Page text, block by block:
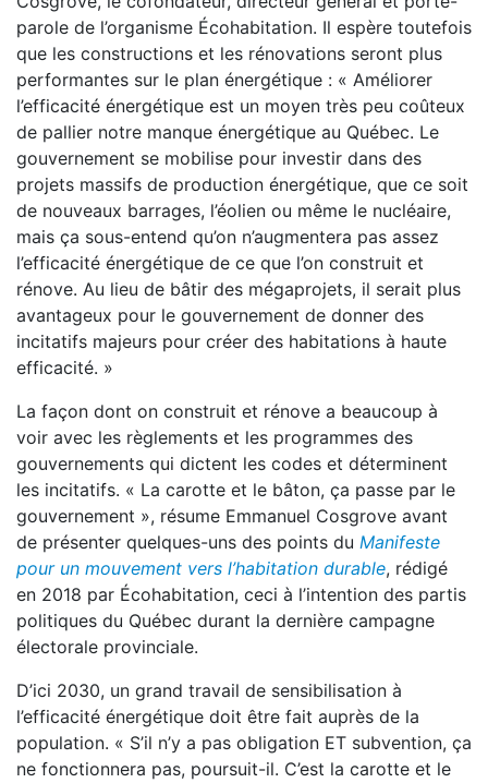
parole de l’organisme Écohabitation. Il espère toutefois
que les constructions et les rénovations seront plus
performantes sur le plan énergétique : « Améliorer
l’efficacité énergétique est un moyen très peu coûteux
de pallier notre manque énergétique au Québec. Le
gouvernement se mobilise pour investir dans des
projets massifs de production énergétique, que ce soit
de nouveaux barrages, l’éolien ou même le nucléaire,
mais ça sous-entend qu’on n’augmentera pas assez
l’efficacité énergétique de ce que l’on construit et
rénove. Au lieu de bâtir des mégaprojets, il serait plus
avantageux pour le gouvernement de donner des
incitatifs majeurs pour créer des habitations à haute
efficacité. »
La façon dont on construit et rénove a beaucoup à
voir avec les règlements et les programmes des
gouvernements qui dictent les codes et déterminent
les incitatifs. « La carotte et le bâton, ça passe par le
gouvernement », résume Emmanuel Cosgrove avant
de présenter quelques-uns des points du Manifeste
pour un mouvement vers l’habitation durable, rédigé
en 2018 par Écohabitation, ceci à l’intention des partis
politiques du Québec durant la dernière campagne
électorale provinciale.
D’ici 2030, un grand travail de sensibilisation à
l’efficacité énergétique doit être fait auprès de la
population. « S’il n’y a pas obligation ET subvention, ça
ne fonctionnera pas, poursuit-il. C’est la carotte et le